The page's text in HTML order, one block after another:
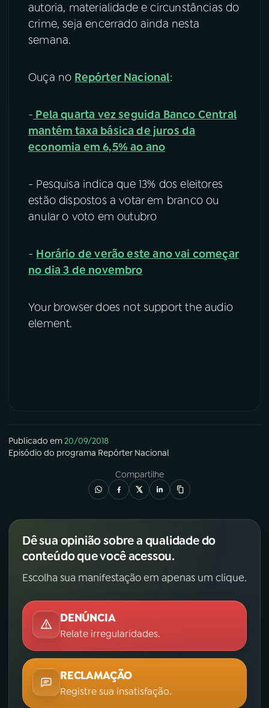
autoria, materialidade e circunstâncias do
crime, seja encerrado ainda nesta
semana.
Ouça no Repórter Nacional:
- Pela quarta vez seguida Banco Central
mantém taxa básica de juros da
economia em 6,5% ao ano
- Pesquisa indica que 13% dos eleitores
estão dispostos a votar em branco ou
anular o voto em outubro
- Horário de verão este ano vai começar
no dia 3 de novembro
Your browser does not support the audio
element.
Publicado em20/09/2018
Episódio do programa Repórter Nacional
Compartilhe
Dê sua opinião sobre a qualidade do
conteúdo que você acessou.
Escolha sua manifestação em apenas um clique.
DENÚNCIA
Relate irregularidades.
RECLAMAÇÃO
Registre sua insatisfação.